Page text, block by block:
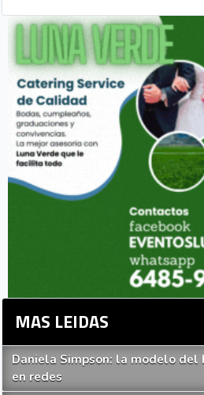
MAS LEIDAS
Daniela Simpson: la modelo del
en redes